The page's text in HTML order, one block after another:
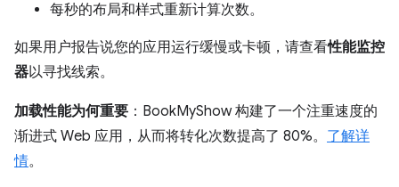
每秒的布局和样式重新计算次数。
如果用户报告说您的应用运行缓慢或卡顿，请查看性能监控
器以寻找线索。
加载性能为何重要 ：BookMyShow 构建了一个注重速度的
渐进式 Web 应用，从而将转化次数提高了 80%。 了解详
情。